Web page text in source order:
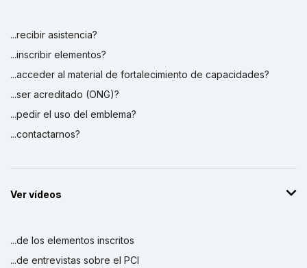
...recibir asistencia?
...inscribir elementos?
...acceder al material de fortalecimiento de capacidades?
...ser acreditado (ONG)?
...pedir el uso del emblema?
...contactarnos?
Ver vídeos
...de los elementos inscritos
...de entrevistas sobre el PCI